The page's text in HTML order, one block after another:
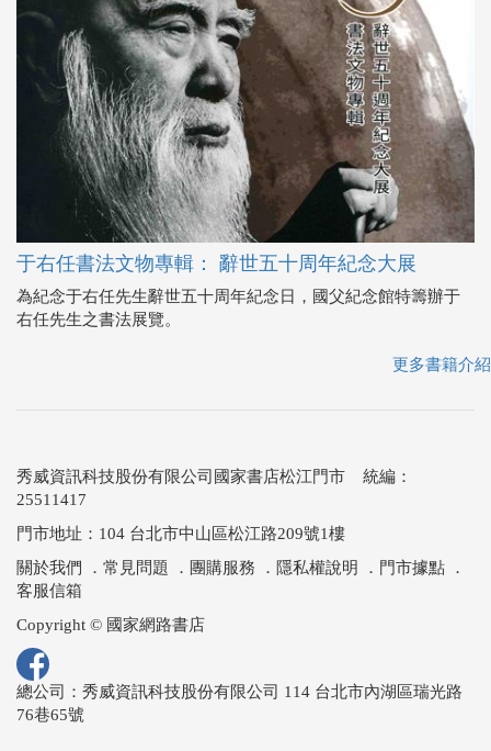
于右任書法文物專輯： 辭世五十周年紀念大展
為紀念于右任先生辭世五十周年紀念日，國父紀念館特籌辦于
右任先生之書法展覽。
更多書籍介紹
秀威資訊科技股份有限公司國家書店松江門市 統編：
25511417
門市地址：104 台北市中山區松江路209號1樓
關於我們
． 常見問題 ． 團購服務 ． 隱私權說明 ． 門市據點 ．
客服信箱
Copyright © 國家網路書店
總公司：秀威資訊科技股份有限公司 114 台北市內湖區瑞光路
76巷65號